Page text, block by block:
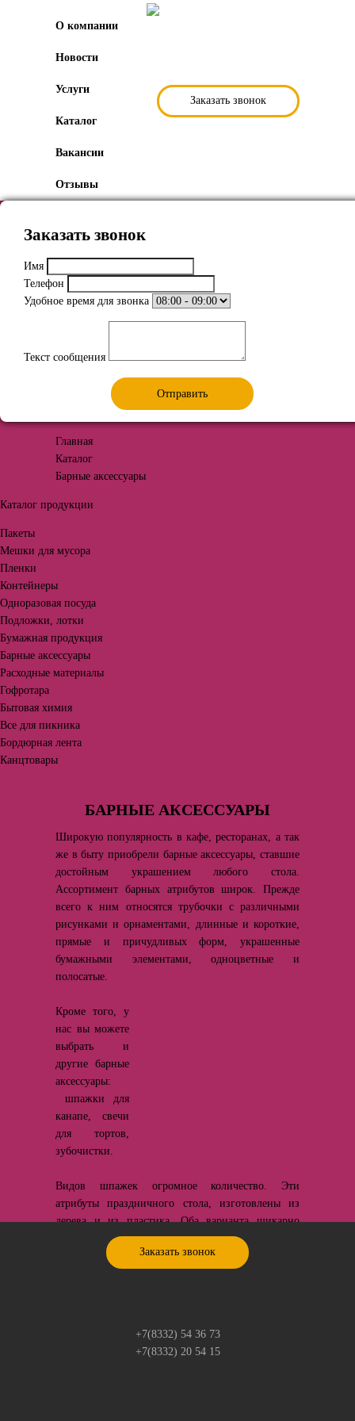
О компании
Новости
Услуги
Каталог
Вакансии
Отзывы
Заказать звонок
Заказать звонок
Имя
Телефон
Удобное время для звонка
Текст сообщения
Отправить
Главная
Каталог
Барные аксессуары
Каталог продукции
Пакеты
Мешки для мусора
Пленки
Контейнеры
Одноразовая посуда
Подложки, лотки
Бумажная продукция
Барные аксессуары
Расходные материалы
Гофротара
Бытовая химия
Все для пикника
Бордюрная лента
Канцтовары
БАРНЫЕ АКСЕССУАРЫ
Широкую популярность в кафе, ресторанах, а так
же в быту приобрели барные аксессуары, ставшие
достойным украшением любого стола.
Ассортимент барных атрибутов широк. Прежде
всего к ним относятся трубочки с различными
рисунками и орнаментами, длинные и короткие,
прямые и причудливых форм, украшенные
бумажными элементами, одноцветные и
полосатые.
Кроме того, у
нас вы можете
выбрать и
другие барные
аксессуары:
шпажки для
канапе, свечи
для тортов,
зубочистки.
Видов шпажек огромное количество. Эти
атрибуты праздничного стола, изготовлены из
дерева и из пластика. Оба варианта шикарно
смотрятся на праздничном столе-фуршете.
свою очередь так же подразделяется на
прозрачную и белую упаковку. Выбор бывает
Заказать звонок
+7(8332) 54 36 73
+7(8332) 20 54 15